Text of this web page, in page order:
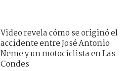
Video revela cómo se originó el
accidente entre José Antonio
Neme y un motociclista en Las
Condes